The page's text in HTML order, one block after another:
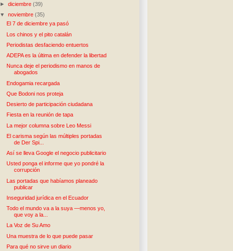
►diciembre(39)
▼noviembre(35)
El 7 de diciembre ya pasó
Los chinos y el pito catalán
Periodistas desfaciendo entuertos
ADEPA es la última en defender la libertad
Nunca deje el periodismo en manos de
abogados
Endogamia recargada
Que Bodoni nos proteja
Desierto de participación ciudadana
Fiesta en la reunión de tapa
La mejor columna sobre Leo Messi
El carisma según las múltiples portadas
de Der Spi...
Así se lleva Google el negocio publicitario
Usted ponga el informe que yo pondré la
corrupción
Las portadas que habíamos planeado
publicar
Inseguridad jurídica en el Ecuador
Todo el mundo va a la suya —menos yo,
que voy a la...
La Voz de Su Amo
Una muestra de lo que puede pasar
Para qué no sirve un diario